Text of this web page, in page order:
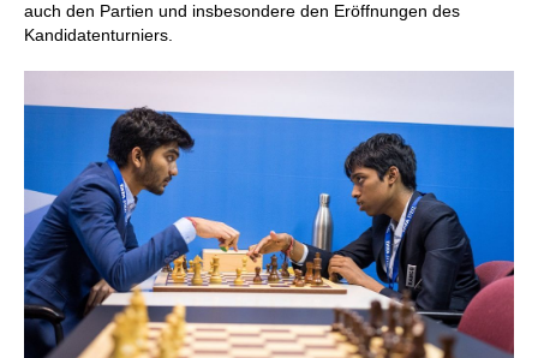
auch den Partien und insbesondere den Eröffnungen des
Kandidatenturniers.